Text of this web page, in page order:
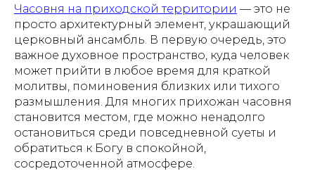
Часовня на приходской территории — это не
просто архитектурный элемент, украшающий
церковный ансамбль. В первую очередь, это
важное духовное пространство, куда человек
может прийти в любое время для краткой
молитвы, поминовения близких или тихого
размышления. Для многих прихожан часовня
становится местом, где можно ненадолго
остановиться среди повседневной суеты и
обратиться к Богу в спокойной,
сосредоточенной атмосфере.